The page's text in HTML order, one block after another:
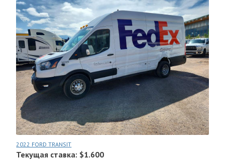
2022 FORD TRANSIT
Текущая ставка: $1.600